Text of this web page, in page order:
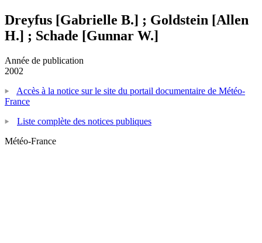
Dreyfus [Gabrielle B.] ; Goldstein [Allen
H.] ; Schade [Gunnar W.]
Année de publication
2002
Accès à la notice sur le site du portail documentaire de Météo-
France
Liste complète des notices publiques
Météo-France